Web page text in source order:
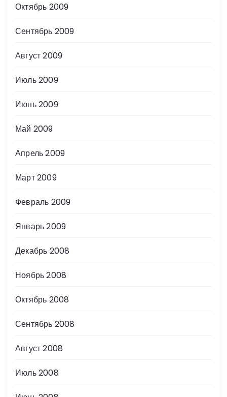
Октябрь 2009
Сентябрь 2009
Август 2009
Июль 2009
Июнь 2009
Май 2009
Апрель 2009
Март 2009
Февраль 2009
Январь 2009
Декабрь 2008
Ноябрь 2008
Октябрь 2008
Сентябрь 2008
Август 2008
Июль 2008